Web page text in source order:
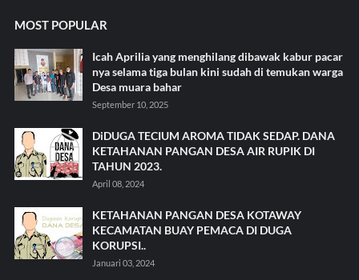
MOST POPULAR
Icah Aprilia yang menghilang dibawak kabur pacar
nya selama tiga bulan kini sudah di temukan warga
Desa muara bahar
September 10, 2025
DiDUGA TECIUM AROMA TIDAK SEDAP. DANA
KETAHANAN PANGAN DESA AIR RUPIK DI
TAHUN 2023.
April 08, 2024
KETAHANAN PANGAN DESA KOTAWAY
KECAMATAN BUAY PEMACA DI DUGA
KORUPSI..
Januari 03, 2024